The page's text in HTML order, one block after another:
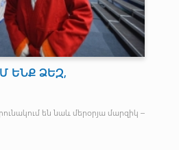
ԵՆՔ ՁԵԶ,
են նաև մերօրյա մարզիկ –